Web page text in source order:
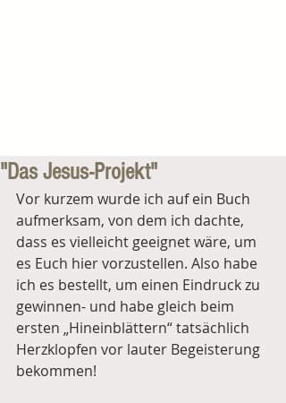
"Das Jesus-Projekt"
Vor kurzem wurde ich auf ein Buch
aufmerksam, von dem ich dachte,
dass es vielleicht geeignet wäre, um
es Euch hier vorzustellen. Also habe
ich es bestellt, um einen Eindruck zu
gewinnen- und habe gleich beim
ersten „Hineinblättern“ tatsächlich
Herzklopfen vor lauter Begeisterung
bekommen!